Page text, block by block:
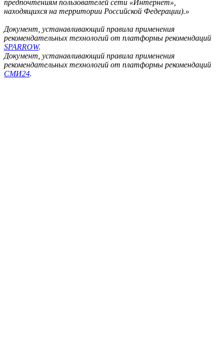
предпочтениям пользователей сети «Интернет»,
находящихся на территории Российской Федерации).»
Документ, устанавливающий правила применения
рекомендательных технологий от платформы рекомендаций
SPARROW.
Документ, устанавливающий правила применения
рекомендательных технологий от платформы рекомендаций
СМИ24.